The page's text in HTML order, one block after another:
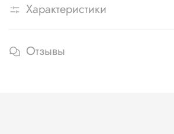
Характеристики
Отзывы